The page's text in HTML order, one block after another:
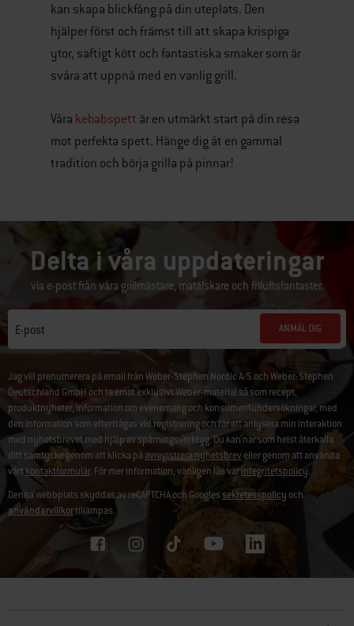
kan skapa blickfång på din uteplats. Den
hjälper först och främst till att skapa krispiga
ytor, saftigt kött och fantastiska smaker som är
svåra att uppnå med en vanlig grill.
Våra kebabspett är en utmärkt start på din resa
mot perfekta spett. Hänge dig åt en gammal
tradition och börja grilla på pinnar!
Delta i våra uppdateringar
via e-post från våra grillmästare, matälskare och friluftsfantaster.
E-post ANMÄL DIG
Jag vill prenumerera på email från Weber-Stephen Nordic A/S och Weber-Stephen
Deutschland GmbH och ta emot exklusivt Weber-material så som recept,
produktnyheter, information om evenemang och konsumentundersökningar, med
den information som efterfrågas vid registrering och för att anlysera min interaktion
med nyhetsbrevet med hjälp av spårningsverktyg. Du kan när som helst återkalla
ditt samtycke genom att klicka på avregistrera nyhetsbreveller genom att använda
vårt kontaktformulär. För mer information, vänligen läs vårintegritetspolicy.
Denna webbplats skyddas av reCAPTCHA och Googlessekretesspolicy och
användarvillkortillämpas.